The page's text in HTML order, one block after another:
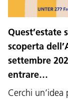
Quest’estate
scoperta
settembre
entrare…
Cerchi